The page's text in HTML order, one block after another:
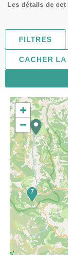
Les détails de
FILTRES
CACHER LA
7
+
−